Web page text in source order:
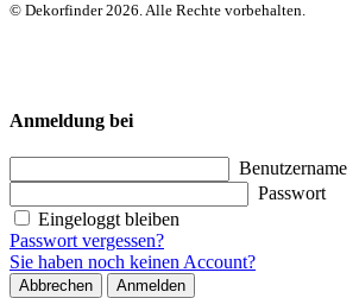
© Dekorfinder 2026. Alle Rechte vorbehalten.
Anmeldung bei
Benutzername
Passwort
Eingeloggt bleiben
Passwort vergessen?
Sie haben noch keinen Account?
Abbrechen Anmelden